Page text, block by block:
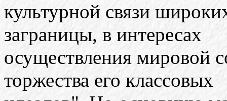
культурной связи
заграницы, в интересах
осуществления мировой
торжества его классовых